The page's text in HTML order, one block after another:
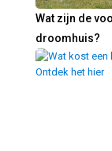
Wat zijn de
droomhuis?